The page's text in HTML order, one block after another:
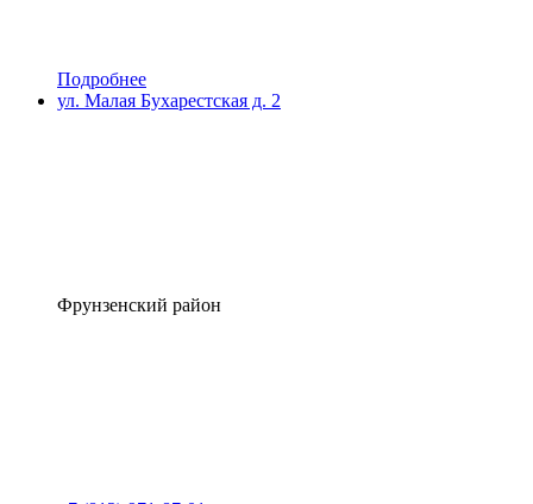
Подробнее
ул. Малая Бухарестская д. 2
Фрунзенский район